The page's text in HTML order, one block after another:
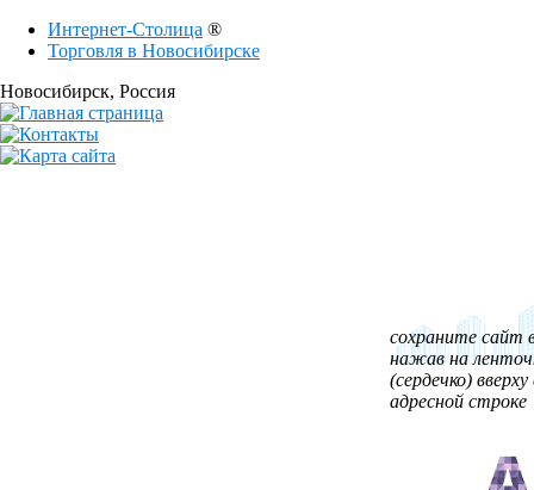
Интернет-Столица ®
Торговля в Новосибирске
Новосибирск, Россия
сохраните сайт
нажав на
(сердечко)
адресной строке